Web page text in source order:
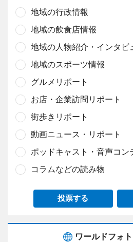
地域の行政情報
地域の飲食店情報
地域の人物紹介・インタビ
地域のスポーツ情報
グルメリポート
お店・企業訪問リポート
街歩きリポート
動画ニュース・リポート
ポッドキャスト・音声コン
コラムなどの読み物
投票する
ワールドフォ